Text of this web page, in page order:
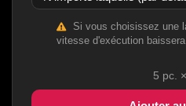
Si vous choisissez une
vitesse d'exécution
5 рс. ×